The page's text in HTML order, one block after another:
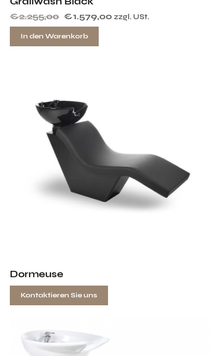
€2.255,00 €1.579,00 zzgl. USt.
In den Warenkorb
Dormeuse
Kontaktieren Sie uns